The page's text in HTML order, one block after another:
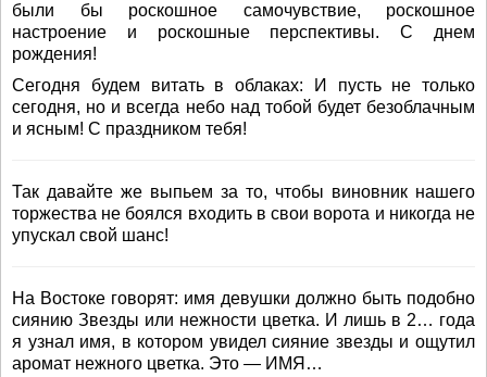
были бы роскошное самочувствие, роскошное
настроение и роскошные перспективы. С днем
рождения!
Сегодня будем витать в облаках: И пусть не только
сегодня, но и всегда небо над тобой будет безоблачным
и ясным! С праздником тебя!
Так давайте же выпьем за то, чтобы виновник нашего
торжества не боялся входить в свои ворота и никогда не
упускал свой шанс!
На Востоке говорят: имя девушки должно быть подобно
сиянию Звезды или нежности цветка. И лишь в 2… года
я узнал имя, в котором увидел сияние звезды и ощутил
аромат нежного цветка. Это — ИМЯ…